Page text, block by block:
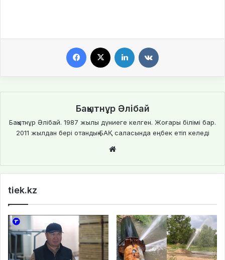
Бақытнұр Әлібай
Бақытнұр Әлібай. 1987 жылы дүниеге келген. Жоғары білімі бар.
2011 жылдан бері отандық БАҚ саласында еңбек етіп келеді
te
tiek.kz